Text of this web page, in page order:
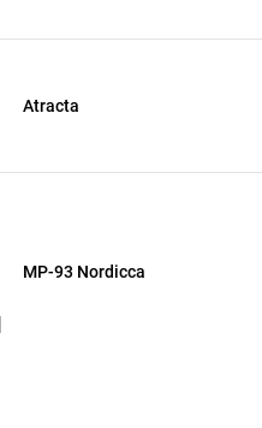
Atracta
MP-93 Nordicca